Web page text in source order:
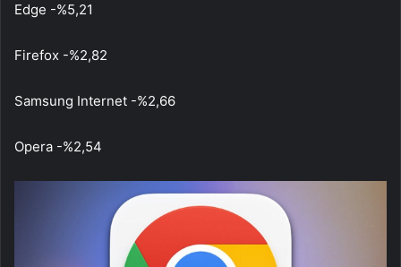
Edge -%5,21
Firefox -%2,82
Samsung Internet -%2,66
Opera -%2,54